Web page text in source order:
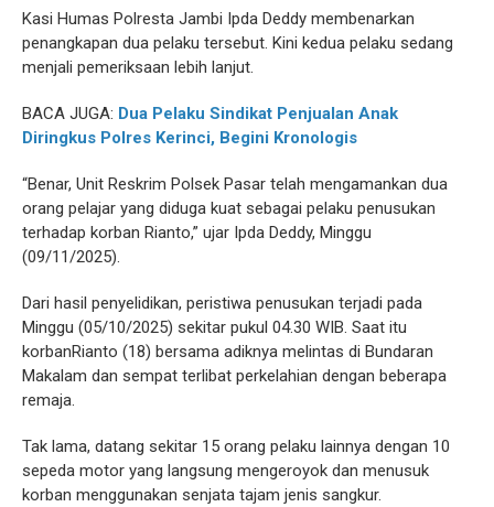
Kasi Humas Polresta Jambi Ipda Deddy membenarkan
penangkapan dua pelaku tersebut. Kini kedua pelaku sedang
menjali pemeriksaan lebih lanjut.
BACA JUGA: Dua Pelaku Sindikat Penjualan Anak
Diringkus Polres Kerinci, Begini Kronologis
“Benar, Unit Reskrim Polsek Pasar telah mengamankan dua
orang pelajar yang diduga kuat sebagai pelaku penusukan
terhadap korban Rianto,” ujar Ipda Deddy, Minggu
(09/11/2025).
Dari hasil penyelidikan, peristiwa penusukan terjadi pada
Minggu (05/10/2025) sekitar pukul 04.30 WIB. Saat itu
korbanRianto (18) bersama adiknya melintas di Bundaran
Makalam dan sempat terlibat perkelahian dengan beberapa
remaja.
Tak lama, datang sekitar 15 orang pelaku lainnya dengan 10
sepeda motor yang langsung mengeroyok dan menusuk
korban menggunakan senjata tajam jenis sangkur.